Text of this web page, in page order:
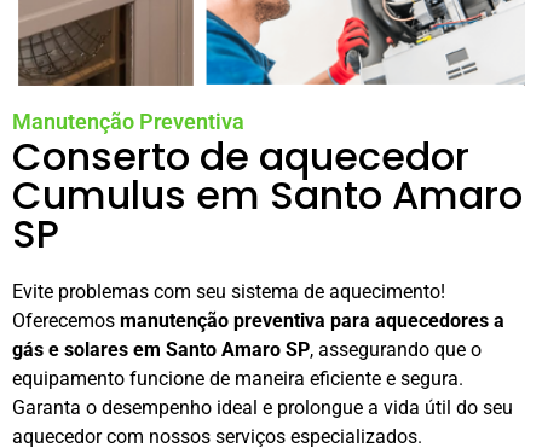
Manutenção Preventiva
Conserto de aquecedor
Cumulus em Santo Amaro
SP
Evite problemas com seu sistema de aquecimento!
Oferecemos manutenção preventiva para aquecedores a
gás e solares em Santo Amaro SP, assegurando que o
equipamento funcione de maneira eficiente e segura.
Garanta o desempenho ideal e prolongue a vida útil do seu
aquecedor com nossos serviços especializados.